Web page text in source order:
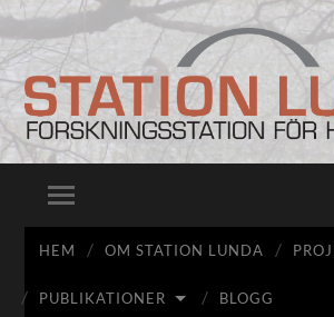
Station
Lunda
Slå
på/av
mobilmeny
HEM OM STATION LUNDA
PUBLIKATIONER BLOGG